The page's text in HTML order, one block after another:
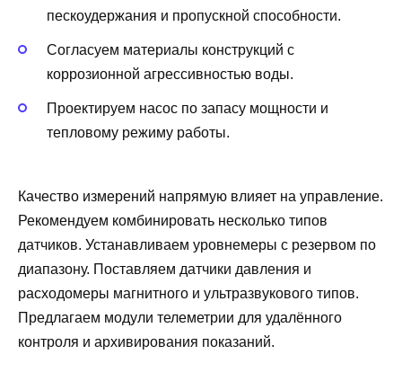
пескоудержания и пропускной способности.
Согласуем материалы конструкций с
коррозионной агрессивностью воды.
Проектируем насос по запасу мощности и
тепловому режиму работы.
Качество измерений напрямую влияет на управление.
Рекомендуем комбинировать несколько типов
датчиков. Устанавливаем уровнемеры с резервом по
диапазону. Поставляем датчики давления и
расходомеры магнитного и ультразвукового типов.
Предлагаем модули телеметрии для удалённого
контроля и архивирования показаний.